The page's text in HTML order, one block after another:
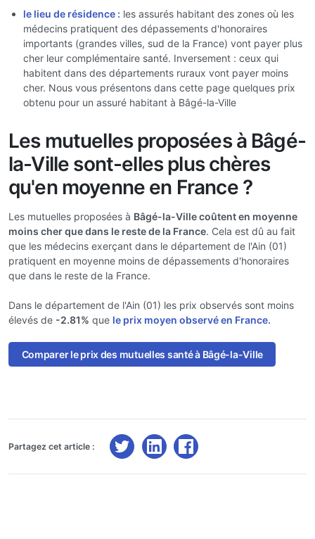
le lieu de résidence : les assurés habitant des zones où les
médecins pratiquent des dépassements d'honoraires
importants (grandes villes, sud de la France) vont payer plus
cher leur complémentaire santé. Inversement : ceux qui
habitent dans des départements ruraux vont payer moins
cher. Nous vous présentons dans cette page quelques prix
obtenu pour un assuré habitant à Bâgé-la-Ville
Les mutuelles proposées à Bâgé-
la-Ville sont-elles plus chères
qu'en moyenne en France ?
Les mutuelles proposées à Bâgé-la-Ville coûtent en moyenne
moins cher que dans le reste de la France. Cela est dû au fait
que les médecins exerçant dans le département de l'Ain (01)
pratiquent en moyenne moins de dépassements d'honoraires
que dans le reste de la France.
Dans le département de l'Ain (01) les prix observés sont moins
élevés de -2.81% que le prix moyen observé en France.
Comparer le prix des mutuelles santé à Bâgé-la-Ville
Partagez cet article :